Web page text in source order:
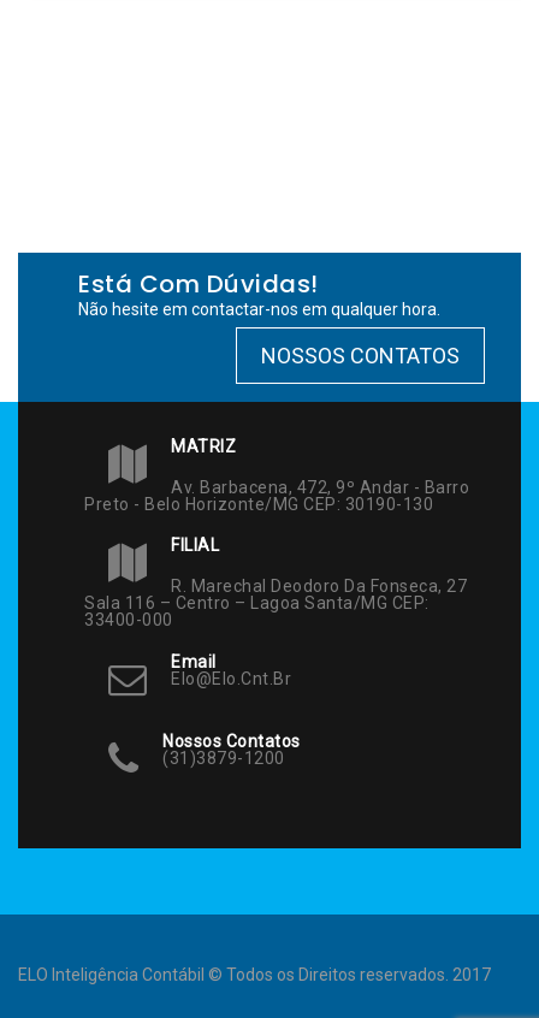
Está Com Dúvidas!
Não hesite em contactar-nos em qualquer hora.
NOSSOS CONTATOS
MATRIZ
Av. Barbacena, 472, 9º Andar - Barro
Preto - Belo Horizonte/MG CEP: 30190-130
FILIAL
R. Marechal Deodoro Da Fonseca, 27
Sala 116 – Centro – Lagoa Santa/MG CEP:
33400-000
Email
Elo@elo.cnt.br
Nossos Contatos
(31)3879-1200
ELO Inteligência Contábil © Todos os Direitos reservados. 2017